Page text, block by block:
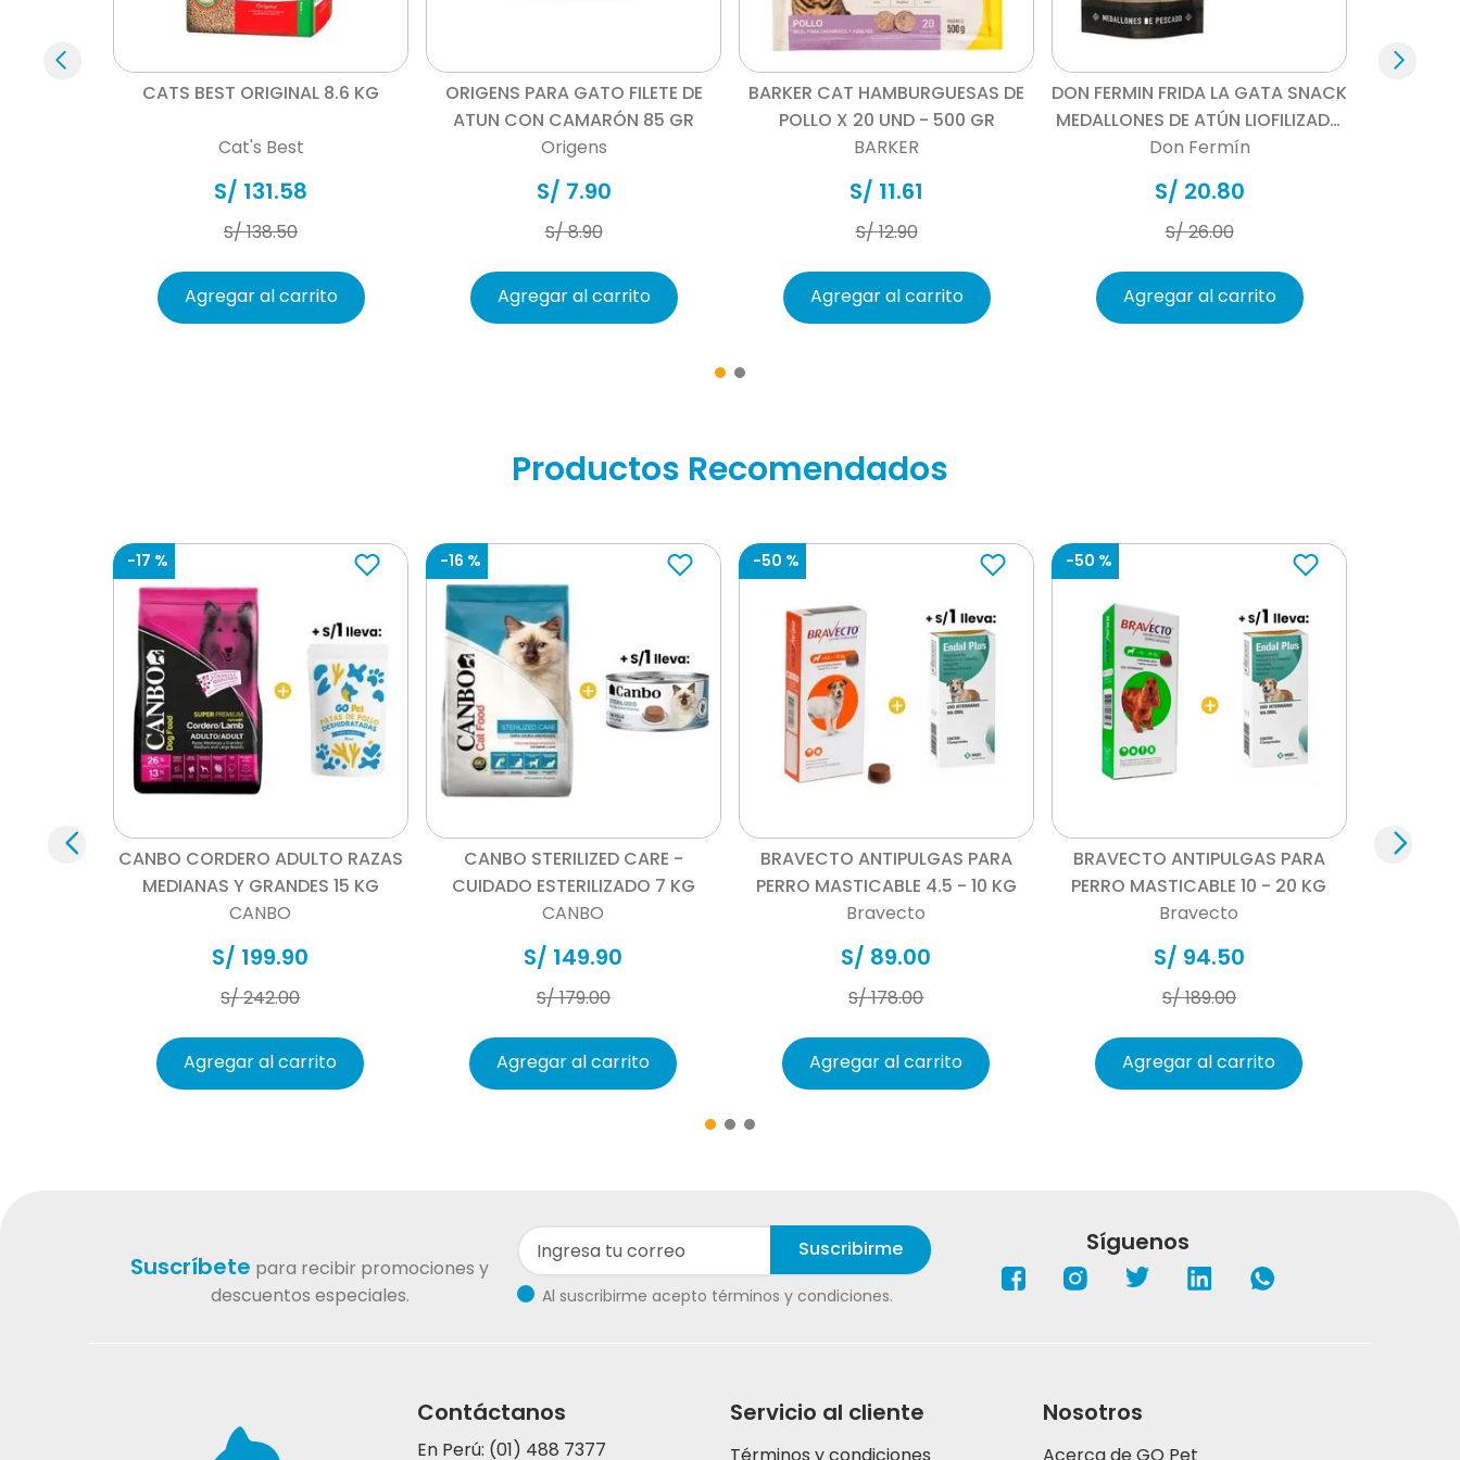
ferroso, óxido de zinc, sulfato de cobre, óxido manganoso, yodato de
calcio, selenito de sodio), tocoferoles mixtos para la frescura,
sabores naturales, beta caroteno.
Seco
Información adicional
►Proteína cruda Mín. 30%; Grasa cruda Mín. 17.5%; Fibra cruda Máx.
5%; Humedad Máx. 8%; Vitamina E Mín. 500 IU/Kg; Vitamina C Máx. 85
mg/Kg; Ácidos grasosmega-3 Mín. 0.2% ,Ácidos grasosmega-6 Mín.
CATS BEST ORIGINAL 8.6 KG
Cat's Best
S/ 131.58
S/138.50
Agregar al carrito
ORIGENS PARA GATO FILETE DE
ATUN CON CAMARÓN 85 GR
Origens
S/ 7.90
S/8.90
Agregar al carrito
Vista rápida
BARKER CAT HAMBURGUESAS DE
POLLO X 20 UND - 500 GR
BARKER
S/ 11.61
S/12.90
Agregar al carrito
Vista rápida
DON FERMIN FRIDA LA GATA SNACK
MEDALLONES DE ATÚN LIOFILIZADO
55 GR
Don Fermín
S/ 20.80
S/26.00
Agregar al carrito
Productos Recomendados
-17 %
CANBO CORDERO ADULTO RAZAS
MEDIANAS Y GRANDES 15 KG
CANBO
S/ 199.90
S/242.00
Agregar al carrito
-16 %
CANBO STERILIZED CARE -
CUIDADO ESTERILIZADO 7 KG
CANBO
S/ 149.90
S/179.00
Agregar al carrito
-50 %
BRAVECTO ANTIPULGAS PARA
PERRO MASTICABLE 4.5 - 10 KG
Bravecto
S/ 89.00
S/178.00
Agregar al carrito
-50 %
BRAVECTO ANTIPULGAS PARA
PERRO MASTICABLE 10 - 20 KG
Bravecto
S/ 94.50
S/189.00
Agregar al carrito
Suscríbete para recibir promociones y
descuentos especiales.
Suscribirme
Al suscribirme acepto términos y condiciones.
Síguenos
Contáctanos
En Perú: (01) 488 7377
Servicio al cliente Nosotros